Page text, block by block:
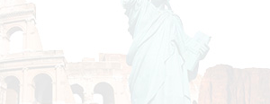
o r